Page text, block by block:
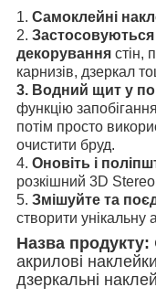
1. Самоклейні
2.
декорування стін,
карнизів, дзеркал
3. Водний щит у
функцію
потім просто
очистити бруд.
4. Оновіть і
розкішний 3D
5. Змішуйте та
створити унікальну
Назва продукту:
акрилові
дзеркальні